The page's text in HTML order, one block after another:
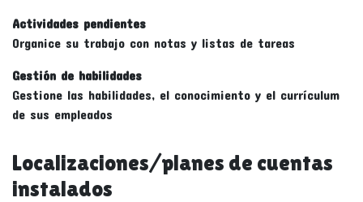
Actividades pendientes
Organice su trabajo con notas y listas de tareas
Gestión de habilidades
Gestione las habilidades, el conocimiento y el currículum
de sus empleados
Localizaciones/planes de cuentas
instalados